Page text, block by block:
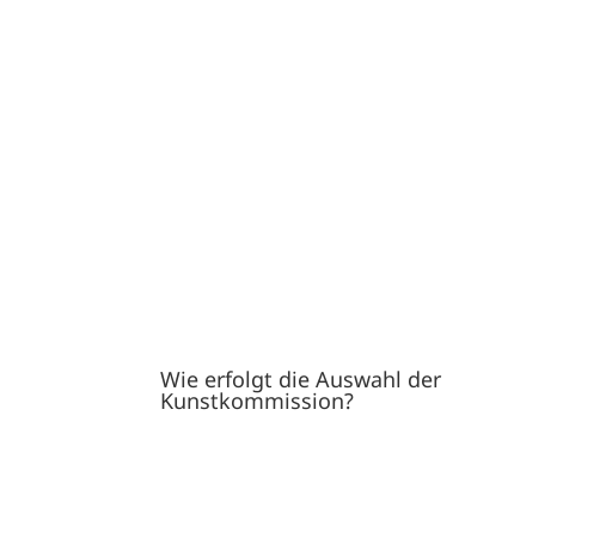
Wie erfolgt die Auswahl der
Kunstkommission?